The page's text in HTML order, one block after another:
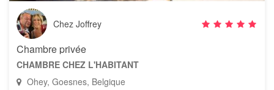
Chez Joffrey
Chambre privée
CHAMBRE CHEZ L'HABITANT
Ohey, Goesnes, Belgique